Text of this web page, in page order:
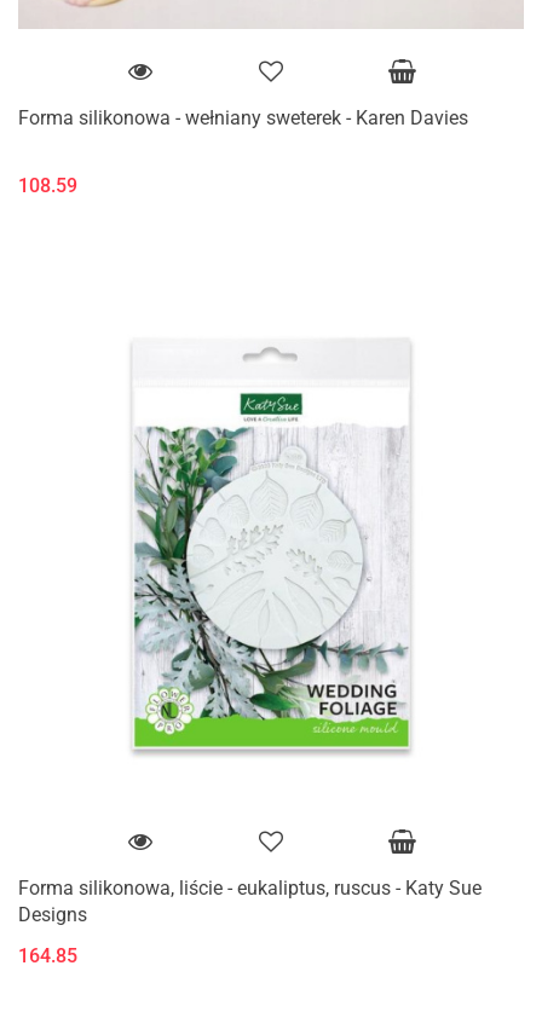
Forma silikonowa - wełniany sweterek - Karen Davies
108.59
Forma silikonowa, liście - eukaliptus, ruscus - Katy Sue
Designs
164.85